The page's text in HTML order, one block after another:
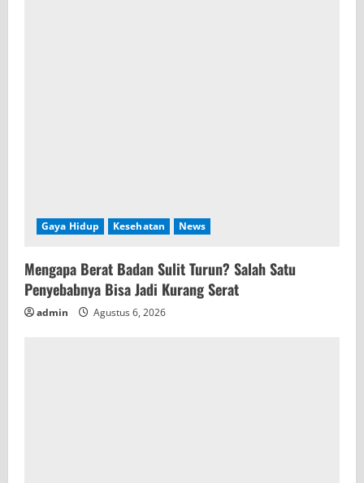
Gaya Hidup Kesehatan News
Mengapa Berat Badan Sulit Turun? Salah Satu
Penyebabnya Bisa Jadi Kurang Serat
admin Agustus 6, 2026